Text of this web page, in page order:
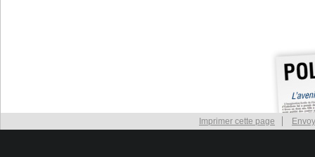
Imprimer cette page